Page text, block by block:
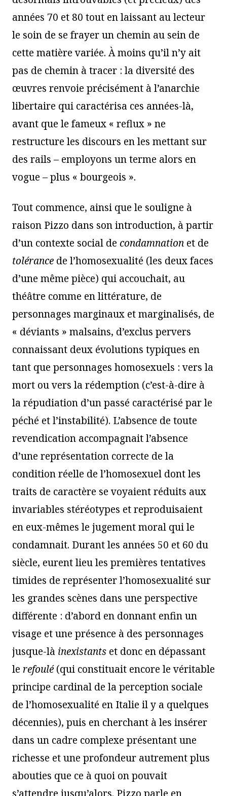
années 70 et 80 tout en laissant au lecteur
le soin de se frayer un chemin au sein de
cette matière variée. À moins qu’il n’y ait
pas de chemin à tracer : la diversité des
œuvres renvoie précisément à l’anarchie
libertaire qui caractérisa ces années-là,
avant que le fameux « reflux » ne
restructure les discours en les mettant sur
des rails – employons un terme alors en
vogue – plus « bourgeois ».
Tout commence, ainsi que le souligne à
raison Pizzo dans son introduction, à partir
d’un contexte social de condamnation et de
tolérance de l’homosexualité (les deux faces
d’une même pièce) qui accouchait, au
théâtre comme en littérature, de
personnages marginaux et marginalisés, de
« déviants » malsains, d’exclus pervers
connaissant deux évolutions typiques en
tant que personnages homosexuels : vers la
mort ou vers la rédemption (c’est-à-dire à
la répudiation d’un passé caractérisé par le
péché et l’instabilité). L’absence de toute
revendication accompagnait l’absence
d’une représentation correcte de la
condition réelle de l’homosexuel dont les
traits de caractère se voyaient réduits aux
invariables stéréotypes et reproduisaient
en eux-mêmes le jugement moral qui le
condamnait. Durant les années 50 et 60 du
siècle, eurent lieu les premières tentatives
timides de représenter l’homosexualité sur
les grandes scènes dans une perspective
différente : d’abord en donnant enfin un
visage et une présence à des personnages
jusque-là inexistants et donc en dépassant
le refoulé(qui constituait encore le véritable
principe cardinal de la perception sociale
de l’homosexualité en Italie il y a quelques
décennies), puis en cherchant à les insérer
dans un cadre complexe présentant une
richesse et une profondeur autrement plus
abouties que ce à quoi on pouvait
s’attendre jusqu’alors. Pizzo parle en